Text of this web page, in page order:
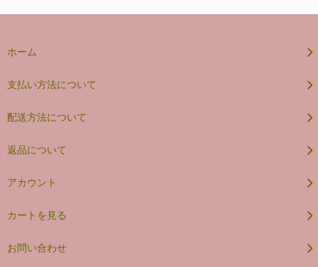
ホーム
支払い方法について
配送方法について
返品について
アカウント
カートを見る
お問い合わせ